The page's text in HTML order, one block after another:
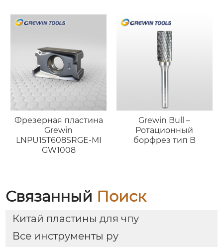
Фрезерная пластина
Grewin
LNPU15T608SRGE-MI
GW1008
Grewin Bull –
Ротационный
борфрез тип B
Связанный Поиск
Китай пластины для чпу
Все инструменты ру